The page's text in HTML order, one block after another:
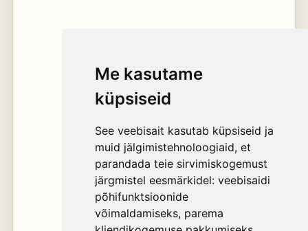
Me kasutame
küpsiseid
See veebisait kasutab küpsiseid ja
muid jälgimistehnoloogiaid, et
parandada teie sirvimiskogemust
järgmistel eesmärkidel: veebisaidi
põhifunktsioonide
võimaldamiseks, parema